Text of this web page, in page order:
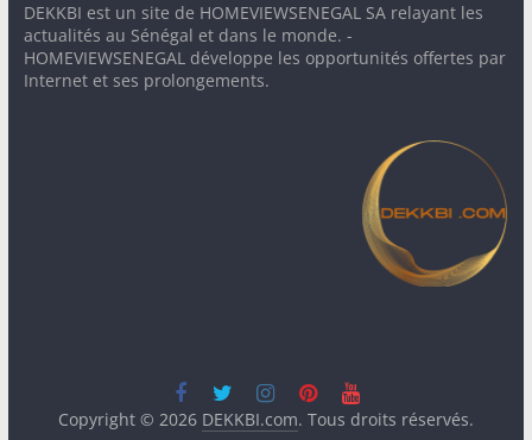
DEKKBI est un site de HOMEVIEWSENEGAL SA relayant les
actualités au Sénégal et dans le monde. -
HOMEVIEWSENEGAL développe les opportunités offertes par
Internet et ses prolongements.
Copyright © 2026 DEKKBI.com. Tous droits réservés.